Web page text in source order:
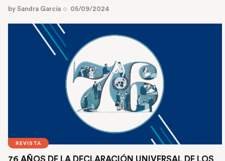
by Sandra García 05/09/2024
REVISTA
76 AÑOS DE LA DECLARACIÓN UNIVERSAL DE LOS